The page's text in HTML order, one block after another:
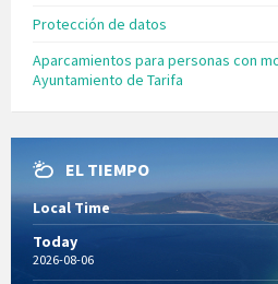
Protección de datos
Aparcamientos para personas con
Ayuntamiento de Tarifa
EL TIEMPO
Local Time
Today
2026-08-06